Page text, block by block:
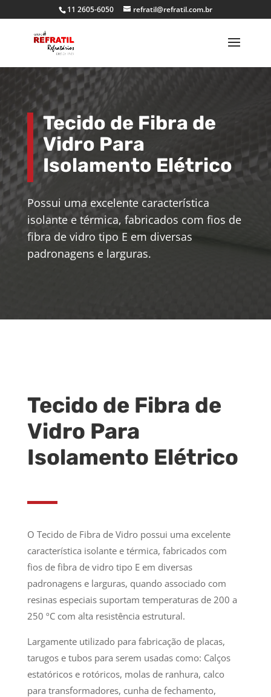
11 2605-6050 refratil@refratil.com.br
Tecido de Fibra de
Vidro Para
Isolamento Elétrico
Possui uma excelente característica
isolante e térmica, fabricados com fios de
fibra de vidro tipo E em diversas
padronagens e larguras.
Tecido de Fibra de
Vidro Para
Isolamento Elétrico
O Tecido de Fibra de Vidro possui uma excelente
característica isolante e térmica, fabricados com
fios de fibra de vidro tipo E em diversas
padronagens e larguras, quando associado com
resinas especiais suportam temperaturas de 200 a
250 ºC com alta resistência estrutural.
Largamente utilizado para fabricação de placas,
tarugos e tubos para serem usadas como: Calços
estatóricos e rotóricos, molas de ranhura, calco
para transformadores, cunha de fechamento,